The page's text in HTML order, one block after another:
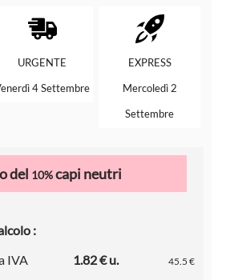
URGENTE
4 Settembre
EXPRESS
Mercoledì 2
Settembre
del 10%capi neutri
:
IVA
1.82 € u. 45.5 €